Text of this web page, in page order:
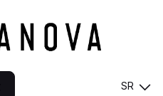
SR